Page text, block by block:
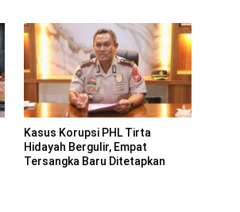
Kasus Korupsi PHL Tirta
Hidayah Bergulir, Empat
Tersangka Baru Ditetapkan